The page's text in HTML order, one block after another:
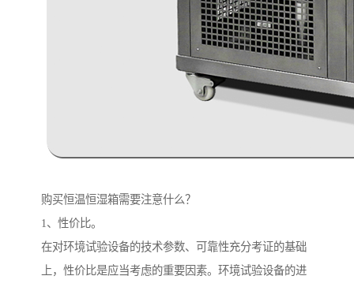
购买恒温恒湿箱需要注意什么？
1、性价比。
在对环境试验设备的技术参数、可靠性充分考证的基础
上，性价比是应当考虑的重要因素。环境试验设备的进